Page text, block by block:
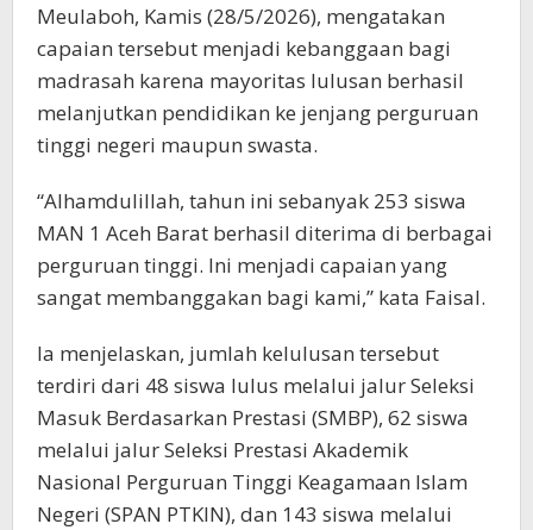
Meulaboh, Kamis (28/5/2026), mengatakan
capaian tersebut menjadi kebanggaan bagi
madrasah karena mayoritas lulusan berhasil
melanjutkan pendidikan ke jenjang perguruan
tinggi negeri maupun swasta.
“Alhamdulillah, tahun ini sebanyak 253 siswa
MAN 1 Aceh Barat berhasil diterima di berbagai
perguruan tinggi. Ini menjadi capaian yang
sangat membanggakan bagi kami,” kata Faisal.
Ia menjelaskan, jumlah kelulusan tersebut
terdiri dari 48 siswa lulus melalui jalur Seleksi
Masuk Berdasarkan Prestasi (SMBP), 62 siswa
melalui jalur Seleksi Prestasi Akademik
Nasional Perguruan Tinggi Keagamaan Islam
Negeri (SPAN PTKIN), dan 143 siswa melalui